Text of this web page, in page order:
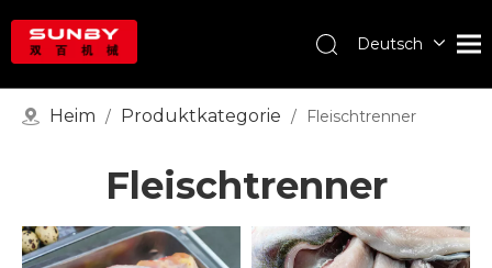
Deutsch
العربية
Heim / Produktkategorie / Fleischtrenner
Fleischtrenner